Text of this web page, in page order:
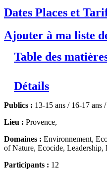
Dates Places et
Ajouter à ma liste
Table des
Détails
Publics : 13-15 ans / 16-17 ans /
Lieu : Provence,
Domaines : Environnement,
of Nature, Ecocide, Leadership,
Participants : 12